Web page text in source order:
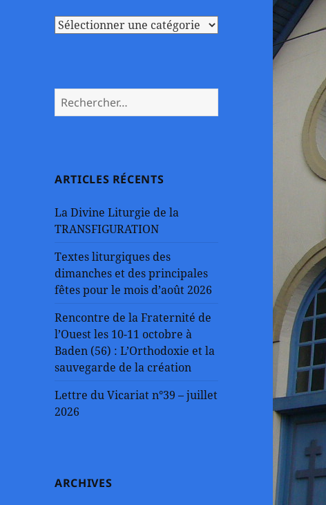
Catégories:
Rechercher :
ARTICLES RÉCENTS
La Divine Liturgie de la
TRANSFIGURATION
Textes liturgiques des
dimanches et des principales
fêtes pour le mois d’août 2026
Rencontre de la Fraternité de
l’Ouest les 10-11 octobre à
Baden (56) : L’Orthodoxie et la
sauvegarde de la création
Lettre du Vicariat n°39 – juillet
2026
ARCHIVES